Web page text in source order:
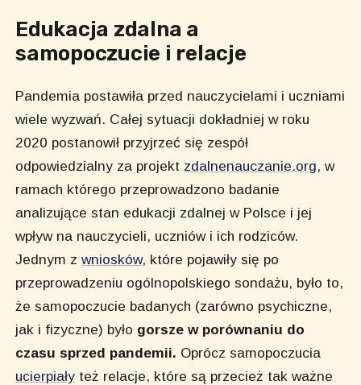
Edukacja zdalna a
samopoczucie i relacje
Pandemia postawiła przed nauczycielami i uczniami
wiele wyzwań. Całej sytuacji dokładniej w roku
2020 postanowił przyjrzeć się zespół
odpowiedzialny za projekt zdalnenauczanie.org, w
ramach którego przeprowadzono badanie
analizujące stan edukacji zdalnej w Polsce i jej
wpływ na nauczycieli, uczniów i ich rodziców.
Jednym zwniosków, które pojawiły się po
przeprowadzeniu ogólnopolskiego sondażu, było to,
że samopoczucie badanych (zarówno psychiczne,
jak i fizyczne) było gorsze w porównaniu do
czasu sprzed pandemii. Oprócz samopoczucia
ucierpiały też relacje, które są przecież tak ważne